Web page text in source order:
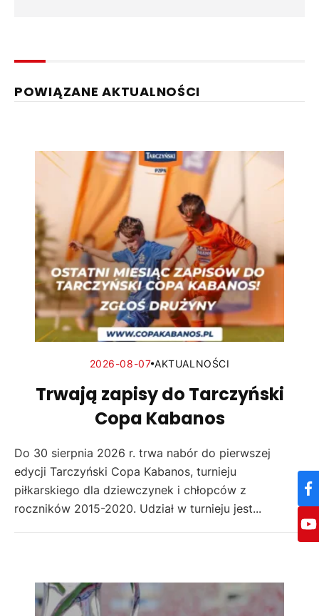
POWIĄZANE AKTUALNOŚCI
2026-08-07 AKTUALNOŚCI
Trwają zapisy do Tarczyński
Copa Kabanos
Do 30 sierpnia 2026 r. trwa nabór do pierwszej
edycji Tarczyński Copa Kabanos, turnieju
piłkarskiego dla dziewczynek i chłopców z
roczników 2015-2020. Udział w turnieju jest...